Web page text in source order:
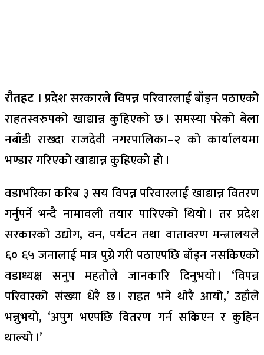
रौतहट । प्रदेश सरकारले विपन्न परिवारलाई बाँड्न पठाएको
राहतस्वरुपको खाद्यान्न कुहिएको छ । समस्या परेको बेला
नबाँडी राख्दा राजदेवी नगरपालिका–२ को कार्यालयमा
भण्डार गरिएको खाद्यान्न कुहिएको हो ।
वडाभरिका करिब ३ सय विपन्न परिवारलाई खाद्यान्न वितरण
गर्नुपर्ने भन्दै नामावली तयार पारिएको थियो । तर प्रदेश
सरकारको उद्योग, वन, पर्यटन तथा वातावरण मन्त्रालयले
६० ६५ जनालाई मात्र पुग्ने गरी पठाएपछि बाँड्न नसकिएको
वडाध्यक्ष सनुप महतोले जानकारि दिनुभयो । ‘विपन्न
परिवारको संख्या धेरै छ । राहत भने थोरै आयो,’ उहाँले
भन्नुभयो, ‘अपुग भएपछि वितरण गर्न सकिएन र कुहिन
थाल्यो ।’